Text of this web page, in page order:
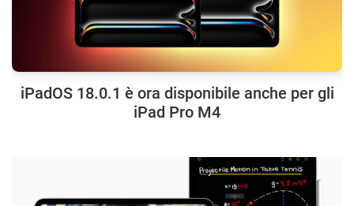
iPadOS 18.0.1 è ora disponibile anche per gli
iPad Pro M4